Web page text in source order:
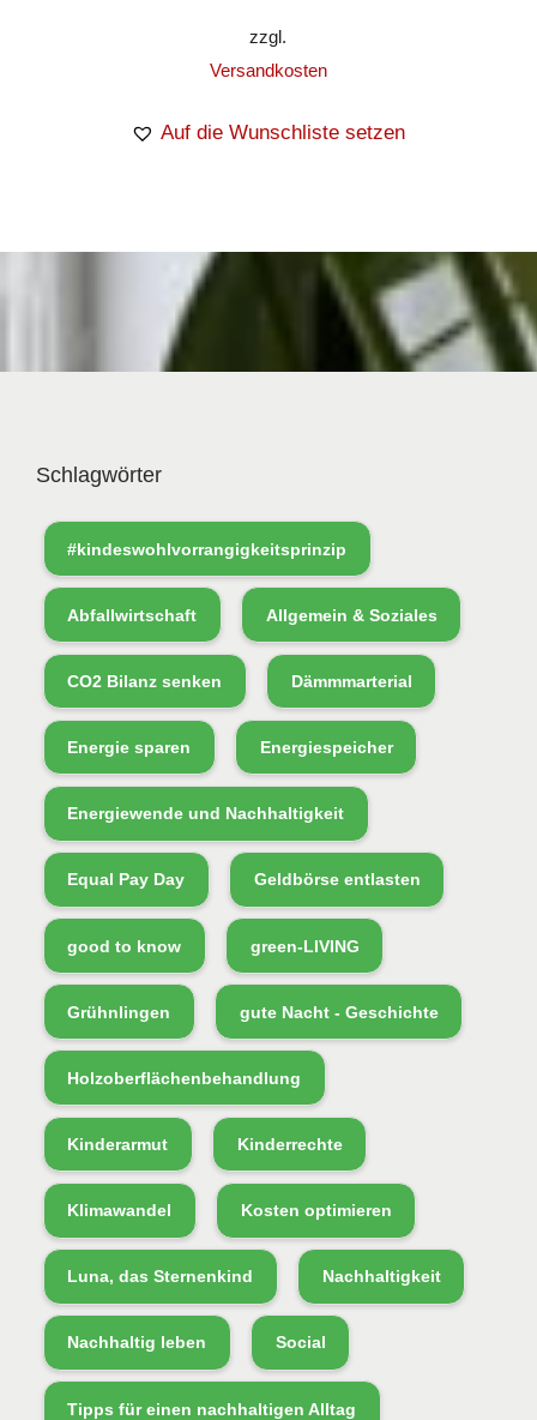
zzgl.
Versandkosten
Auf die Wunschliste setzen
Schlagwörter
#kindeswohlvorrangigkeitsprinzip
Abfallwirtschaft Allgemein & Soziales
CO2 Bilanz senken Dämmmarterial
Energie sparen Energiespeicher
Energiewende und Nachhaltigkeit
Equal Pay Day Geldbörse entlasten
good to know green-LIVING
Grühnlingen gute Nacht - Geschichte
Holzoberflächenbehandlung
Kinderarmut Kinderrechte
Klimawandel Kosten optimieren
Luna, das Sternenkind Nachhaltigkeit
Nachhaltig leben Social
Tipps für einen nachhaltigen Alltag